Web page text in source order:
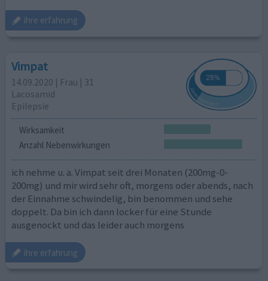
ihre erfahrung
Vimpat
14.09.2020 | Frau | 31
Lacosamid
Epilepsie
Wirksamkeit
Anzahl Nebenwirkungen
ich nehme u. a. Vimpat seit drei Monaten (200mg-0-
200mg) und mir wird sehr oft, morgens oder abends, nach
der Einnahme schwindelig, bin benommen und sehe
doppelt. Da bin ich dann locker für eine Stunde
ausgenockt und das leider auch morgens
ihre erfahrung